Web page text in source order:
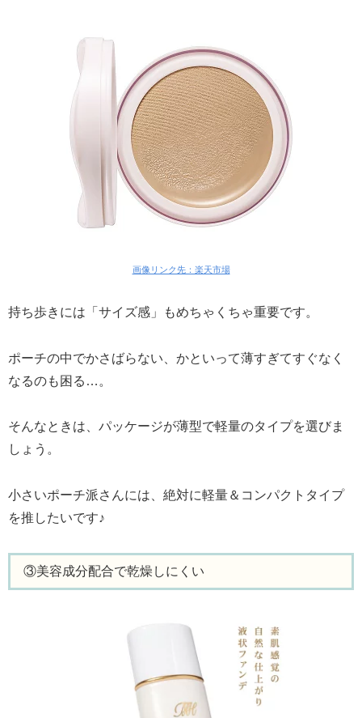
画像リンク先：楽天市場
持ち歩きには「サイズ感」もめちゃくちゃ重要です。
ポーチの中でかさばらない、かといって薄すぎてすぐなく
なるのも困る…。
そんなときは、パッケージが薄型で軽量のタイプを選びま
しょう。
小さいポーチ派さんには、絶対に軽量＆コンパクトタイプ
を推したいです♪
③美容成分配合で乾燥しにくい